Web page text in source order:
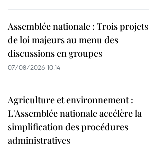
Assemblée nationale : Trois projets
de loi majeurs au menu des
discussions en groupes
07/08/2026 10:14
Agriculture et environnement :
L'Assemblée nationale accélère la
simplification des procédures
administratives